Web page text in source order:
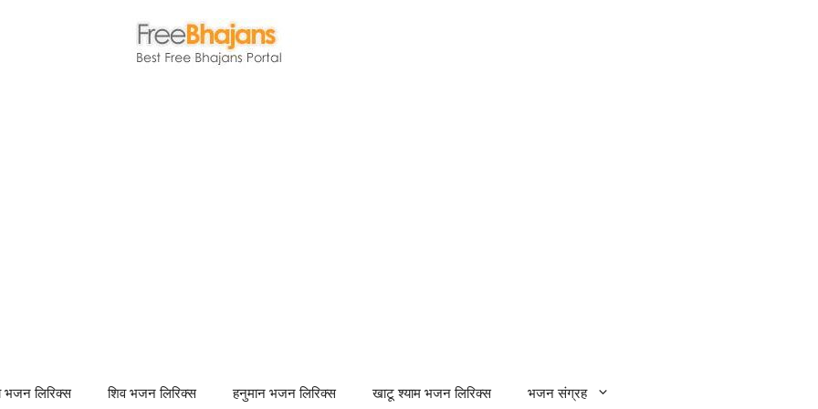
भजन लिरिक्स शिव भजन लिरिक्स हनुमान भजन लिरिक्स खाटू श्याम भजन लिरिक्स भजन संग्रह